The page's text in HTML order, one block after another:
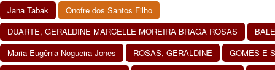
Jana Tabak
Onofre dos Santos Filho
DUARTE, GERALDINE MARCELLE MOREIRA BRAGA ROSAS
Maria Eugênia Nogueira Jones
ROSAS, GERALDINE
GOMES E